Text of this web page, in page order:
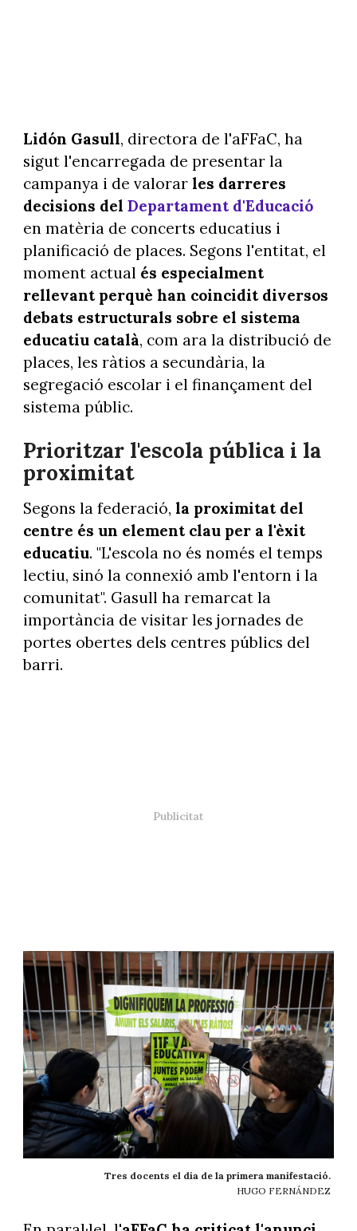
Lidón Gasull, directora de l'aFFaC, ha
sigut l'encarregada de presentar la
campanya i de valorar les darreres
decisions del Departament d'Educació
en matèria de concerts educatius i
planificació de places. Segons l'entitat, el
moment actual és especialment
rellevant perquè han coincidit diversos
debats estructurals sobre el sistema
educatiu català, com ara la distribució de
places, les ràtios a secundària, la
segregació escolar i el finançament del
sistema públic.
Prioritzar l'escola pública i la
proximitat
Segons la federació, la proximitat del
centre és un element clau per a l'èxit
educatiu. "L'escola no és només el temps
lectiu, sinó la connexió amb l'entorn i la
comunitat". Gasull ha remarcat la
importància de visitar les jornades de
portes obertes dels centres públics del
barri.
Tres docents el dia de la primera manifestació.
HUGO FERNÁNDEZ